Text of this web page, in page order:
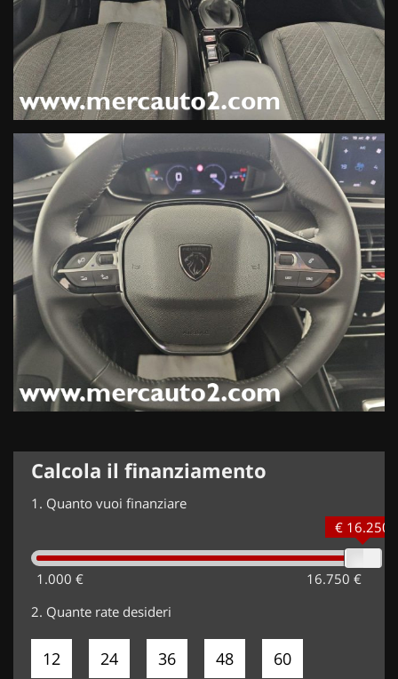
Calcola il finanziamento
1. Quanto vuoi finanziare
1.000 € 16.750 €
€ 16.250
2. Quante rate desideri
12 24 36 48 60